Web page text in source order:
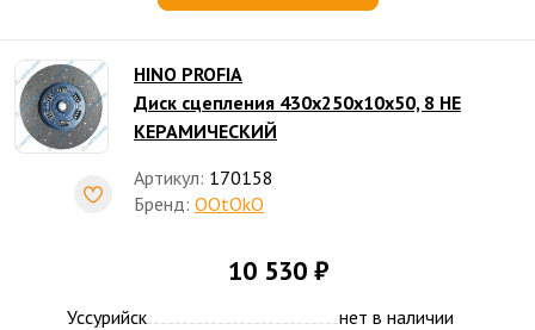
HINO PROFIA
Диск сцепления 430х250х10х50, 8 НЕ
КЕРАМИЧЕСКИЙ
Артикул: 170158
Бренд: OOtOkO
10 530 ₽
Уссурийск
нет в наличии